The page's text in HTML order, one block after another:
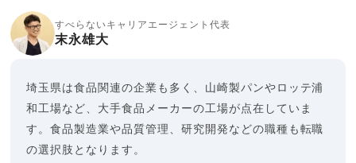
すべらないキャリアエージェント代表
末永雄大
埼玉県は食品関連の企業も多く、山崎製パンやロッテ浦
和工場など、大手食品メーカーの工場が点在していま
す。食品製造業や品質管理、研究開発などの職種も転職
の選択肢となります。